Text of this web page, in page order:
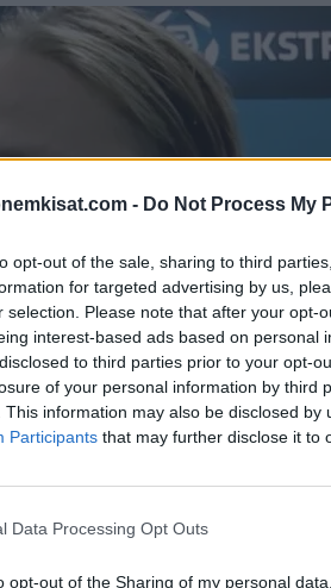
- Do Not Process My
opt-out of the sale, sharing to third
for targeted advertising by us,
selection. Please note that after your opt-
interest-based ads based on personal
to third parties prior to your opt-
of your personal information by third
This information may also be disclosed by
Participants that may further disclose it to
Data Processing Opt Outs
opt-out of the Sharing of my personal data.
kärkeen nähtiin